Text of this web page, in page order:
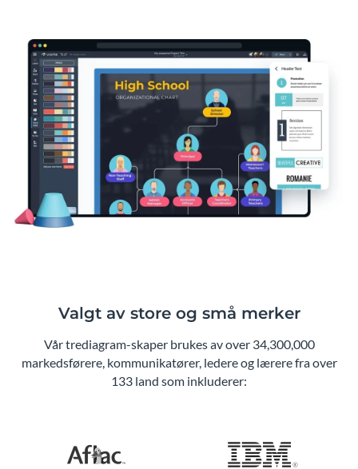
Valgt av store og små merker
Vår trediagram-skaper brukes av over 34,300,000
markedsførere, kommunikatører, ledere og lærere fra over
133 land som inkluderer: